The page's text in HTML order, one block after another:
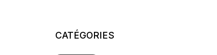
CATÉGORIES